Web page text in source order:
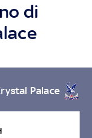
di
Palace